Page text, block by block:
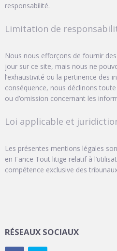
responsabilité.
Limitation de
Nous nous efforçons de fournir
jour sur ce site, mais nous ne
l’exhaustivité ou la pertinence des
conséquence, nous déclinons
ou d’omission concernant les
Loi applicable et
Les présentes mentions légales
en Fance Tout litige relatif à
compétence exclusive des
RÉSEAUX SOCIAUX